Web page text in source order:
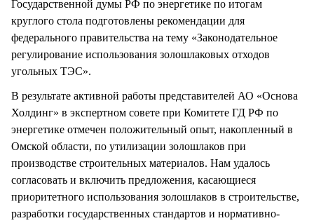
Государственной думы РФ по энергетике по итогам
круглого стола подготовлены рекомендации для
федерального правительства на тему «Законодательное
регулирование использования золошлаковых отходов
угольных ТЭС».
В результате активной работы представителей АО «Основа
Холдинг» в экспертном совете при Комитете ГД РФ по
энергетике отмечен положительный опыт, накопленный в
Омской области, по утилизации золошлаков при
производстве строительных материалов. Нам удалось
согласовать и включить предложения, касающиеся
приоритетного использования золошлаков в строительстве,
разработки государственных стандартов и нормативно-